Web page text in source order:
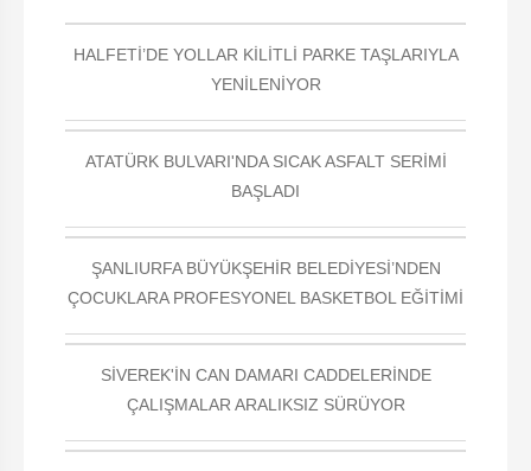
HALFETİ’DE YOLLAR KİLİTLİ PARKE TAŞLARIYLA
YENİLENİYOR
ATATÜRK BULVARI'NDA SICAK ASFALT SERİMİ
BAŞLADI
ŞANLIURFA BÜYÜKŞEHİR BELEDİYESİ’NDEN
ÇOCUKLARA PROFESYONEL BASKETBOL EĞİTİMİ
SİVEREK'İN CAN DAMARI CADDELERİNDE
ÇALIŞMALAR ARALIKSIZ SÜRÜYOR